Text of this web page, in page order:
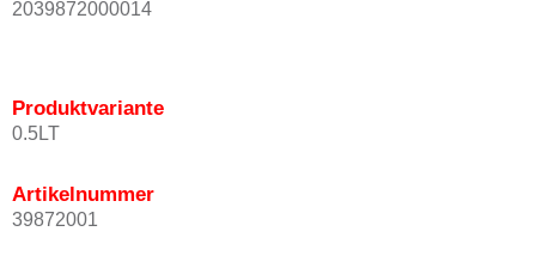
2039872000014
Produktvariante
0.5LT
Artikelnummer
39872001